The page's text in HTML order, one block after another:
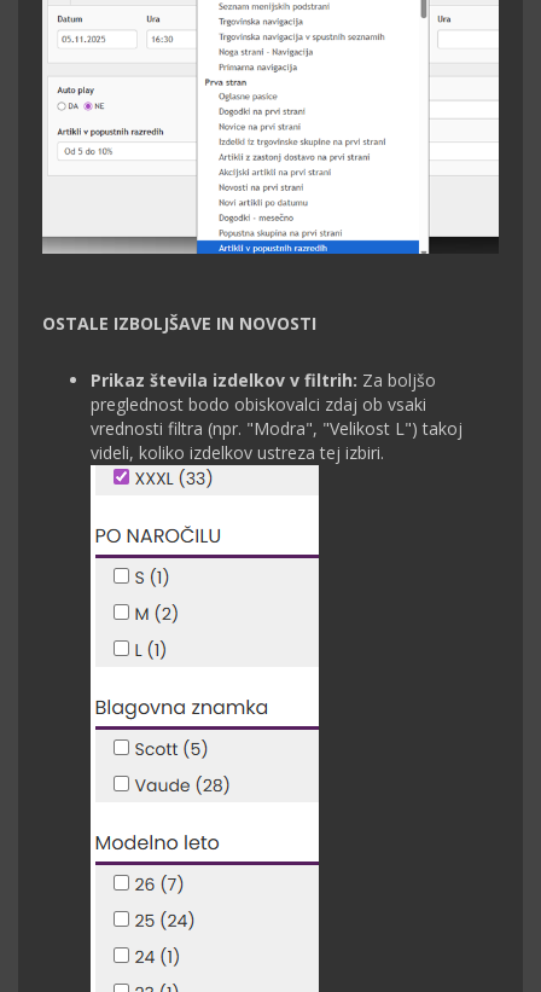
OSTALE IZBOLJŠAVE IN NOVOSTI
Prikaz števila izdelkov v filtrih: Za boljšo
preglednost bodo obiskovalci zdaj ob vsaki
vrednosti filtra (npr. "Modra", "Velikost L") takoj
videli, koliko izdelkov ustreza tej izbiri.